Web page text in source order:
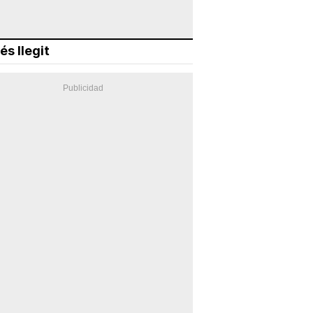
llegit